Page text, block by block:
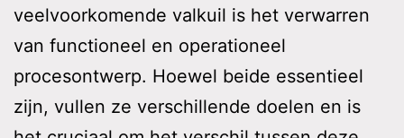
veelvoorkomende valkuil is het verwarren
van functioneel en operationeel
procesontwerp. Hoewel beide essentieel
zijn, vullen ze verschillende doelen en is